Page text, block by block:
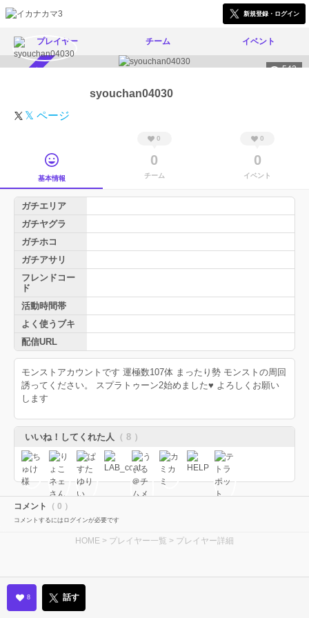
新規登録・ログイン
プレイヤー チーム イベント
543
syouchan04030
𝕏 ページ
基本情報
0
0
チーム
0
0
イベント
ガチエリア
ガチヤグラ
ガチホコ
ガチアサリ
フレンドコー
ド
活動時間帯
よく使うブキ
配信URL
モンストアカウントです 運極数107体 まったり勢 モンストの周回
誘ってください。 スプラトゥーン2始めました♥ よろしくお願い
します
いいね！してくれた人 （ 8 ）
コメント （ 0 ）
コメントするにはログインが必要です
HOME > プレイヤー一覧 > プレイヤー詳細
8 話す